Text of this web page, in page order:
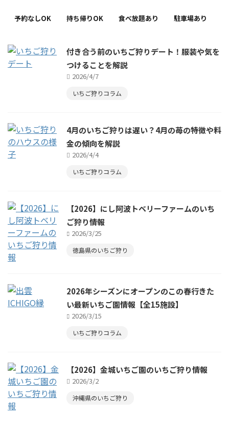
予約なしOK 持ち帰りOK 食べ放題あり 駐車場あり
付き合う前のいちご狩りデート！服装や気を
つけることを解説
2026/4/7
いちご狩りコラム
4月のいちご狩りは遅い？4月の苺の特徴や料
金の傾向を解説
2026/4/4
いちご狩りコラム
【2026】にし阿波トベリーファームのいち
ご狩り情報
2026/3/25
徳島県のいちご狩り
2026年シーズンにオープンのこの春行きた
い最新いちご園情報【全15施設】
2026/3/15
いちご狩りコラム
【2026】金城いちご園のいちご狩り情報
2026/3/2
沖縄県のいちご狩り